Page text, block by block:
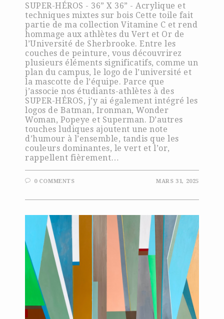
SUPER-HÉROS - 36” X 36” - Acrylique et
techniques mixtes sur bois Cette toile fait
partie de ma collection Vitamine C et rend
hommage aux athlètes du Vert et Or de
l’Université de Sherbrooke. Entre les
couches de peinture, vous découvrirez
plusieurs éléments significatifs, comme un
plan du campus, le logo de l’université et
la mascotte de l’équipe. Parce que
j’associe nos étudiants-athlètes à des
SUPER-HÉROS, j’y ai également intégré les
logos de Batman, Ironman, Wonder
Woman, Popeye et Superman. D’autres
touches ludiques ajoutent une note
d’humour à l’ensemble, tandis que les
couleurs dominantes, le vert et l’or,
rappellent fièrement…
0 COMMENTS MARS 31, 2025